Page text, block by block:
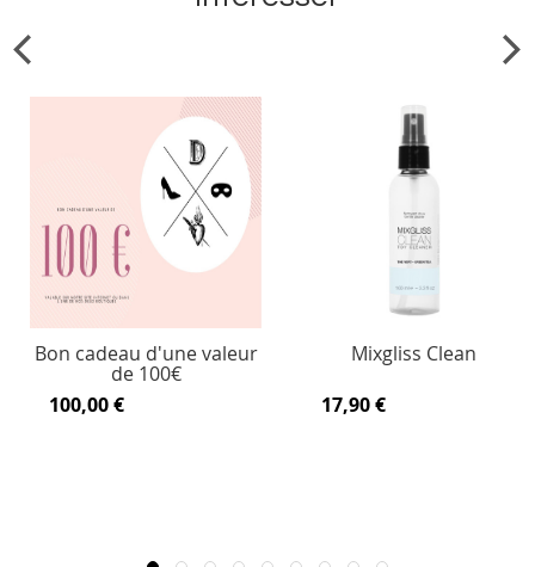
Bon cadeau d'une valeur
de 100€
100,00 €
Mixgliss Clean
17,90 €